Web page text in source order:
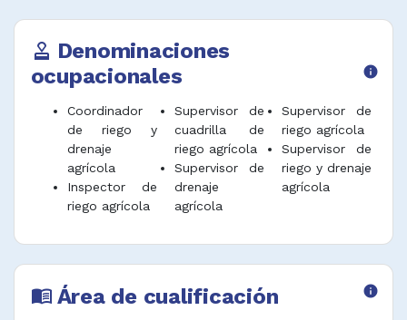
approval Denominaciones
ocupacionales
info
Coordinador
de riego y
drenaje
agrícola
Inspector de
riego agrícola
Supervisor de
cuadrilla de
riego agrícola
Supervisor de
drenaje
agrícola
Supervisor de
riego agrícola
Supervisor de
riego y drenaje
agrícola
menu_book Área de cualificación info